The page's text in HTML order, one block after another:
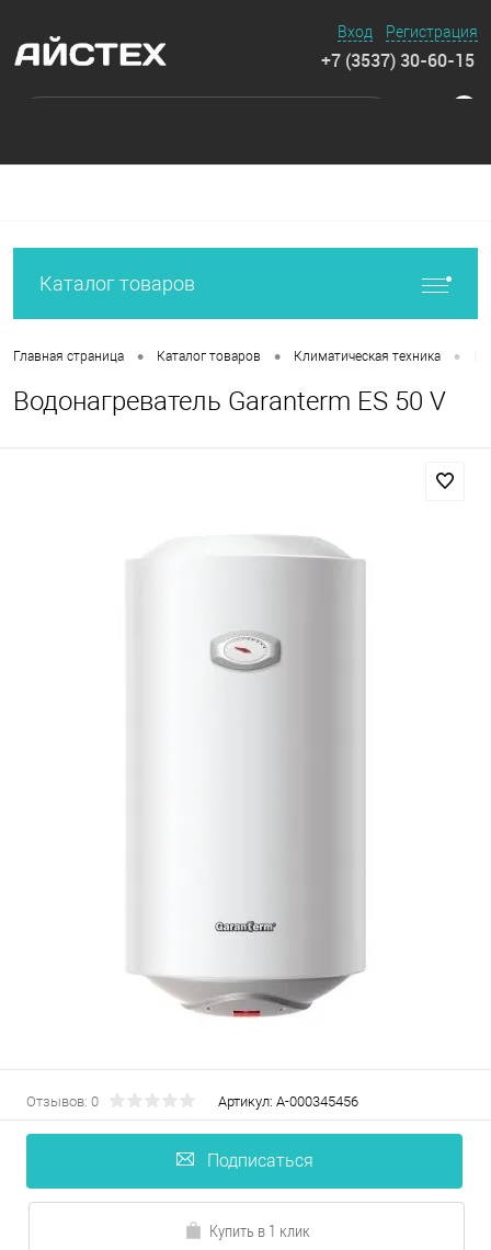
Вход Регистрация
+7 (3537) 30-60-15
Каталог товаров
Главная страница • Каталог товаров • Климатическая техника •
Водонагреватель Garanterm ES 50 V
Отзывов: 0 Артикул: А-000345456
Подписаться
Купить в 1 клик